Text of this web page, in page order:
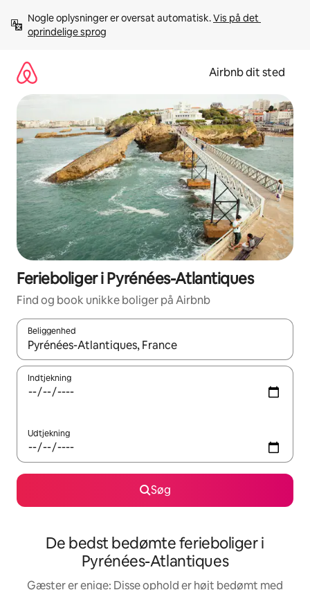
videre
Nogle oplysninger er oversat automatisk. Vis på det
oprindelige sprog
Airbnb dit sted
Ferieboliger i Pyrénées-Atlantiques
Find og book unikke boliger på Airbnb
Beliggenhed
Når resultaterne er tilgængelige, skal du navigere med
Indtjekning
Udtjekning
Søg
De bedst bedømte ferieboliger i
Pyrénées-Atlantiques
Gæster er enige: Disse ophold er højt bedømt med